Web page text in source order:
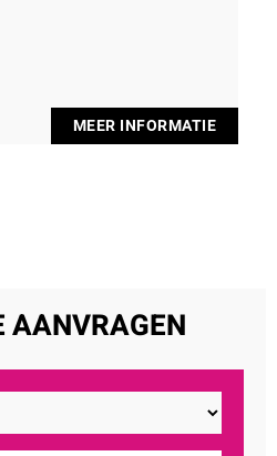
MEER INFORMATIE
AANVRAGEN